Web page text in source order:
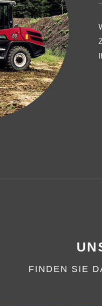
FINDEN SIE